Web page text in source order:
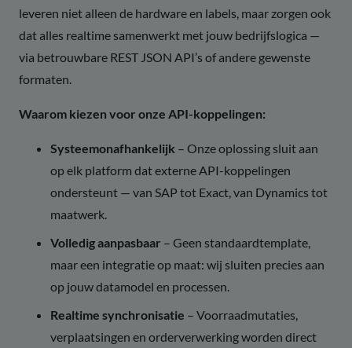
leveren niet alleen de hardware en labels, maar zorgen ook
dat alles realtime samenwerkt met jouw bedrijfslogica —
via betrouwbare REST JSON API’s of andere gewenste
formaten.
Waarom kiezen voor onze API-koppelingen:
Systeemonafhankelijk – Onze oplossing sluit aan
op elk platform dat externe API-koppelingen
ondersteunt — van SAP tot Exact, van Dynamics tot
maatwerk.
Volledig aanpasbaar – Geen standaardtemplate,
maar een integratie op maat: wij sluiten precies aan
op jouw datamodel en processen.
Realtime synchronisatie – Voorraadmutaties,
verplaatsingen en orderverwerking worden direct